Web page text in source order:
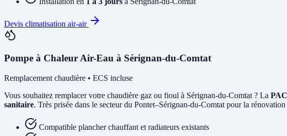
Devis climatisation air-air
Pompe à Chaleur Air-Eau à Sérignan-du-Comtat
Remplacement chaudière • ECS incluse
Vous souhaitez remplacer votre chaudière gaz ou fioul à Sérignan-du-Comtat ? La
sanitaire. Très prisée dans le secteur du Pontet–Sérignan-du-Comtat pour la
Compatible plancher chauffant et radiateurs existants